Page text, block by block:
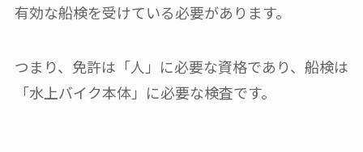
有効な船検を受けている必要があります。
つまり、免許は「人」に必要な資格であり、船検は
「水上バイク本体」に必要な検査です。